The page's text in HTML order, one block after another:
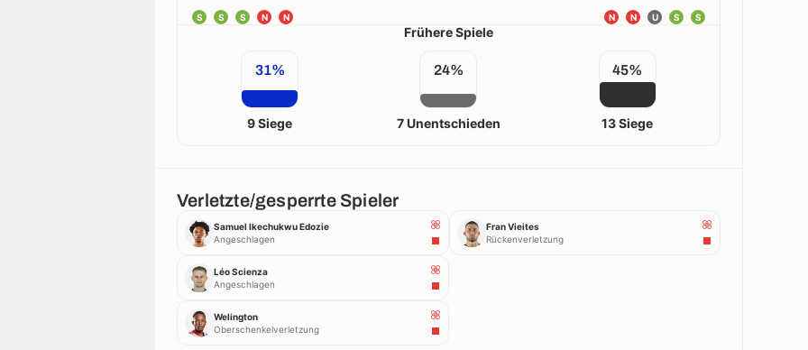
S S S N N S
S
U
N
N
Frühere Spiele
31%
9 Siege
24%
7 Unentschieden
45%
13 Siege
Verletzte/gesperrte Spieler
Samuel Ikechukwu Edozie
Angeschlagen
Léo Scienza
Angeschlagen
Welington
Oberschenkelverletzung
Fran Vieites
Rückenverletzung